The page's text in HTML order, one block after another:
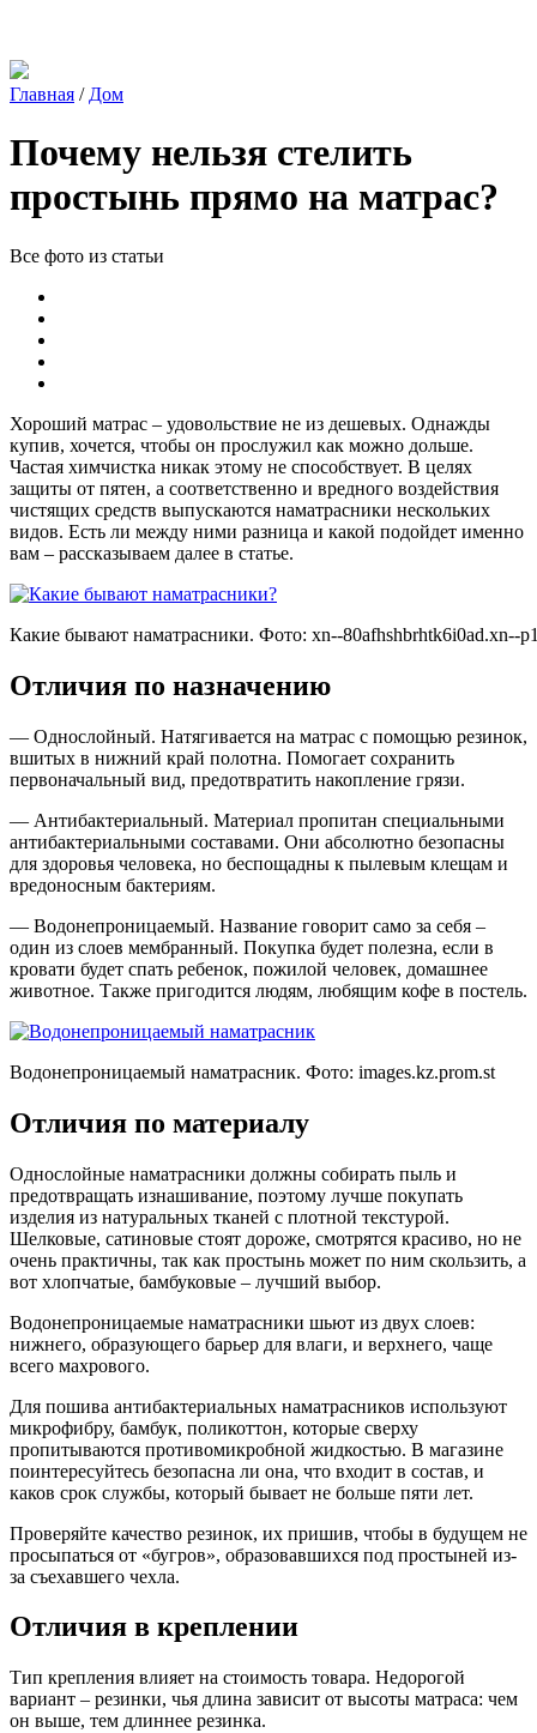
Главная / Дом
Почему нельзя стелить
простынь прямо на матрас?
Все фото из статьи
Хороший матрас – удовольствие не из дешевых. Однажды
купив, хочется, чтобы он прослужил как можно дольше.
Частая химчистка никак этому не способствует. В целях
защиты от пятен, а соответственно и вредного воздействия
чистящих средств выпускаются наматрасники нескольких
видов. Есть ли между ними разница и какой подойдет именно
вам – рассказываем далее в статье.
Какие бывают наматрасники. Фото: xn--80afhshbrhtk6i0ad.xn--
Отличия по назначению
— Однослойный. Натягивается на матрас с помощью резинок,
вшитых в нижний край полотна. Помогает сохранить
первоначальный вид, предотвратить накопление грязи.
— Антибактериальный. Материал пропитан специальными
антибактериальными составами. Они абсолютно безопасны
для здоровья человека, но беспощадны к пылевым клещам и
вредоносным бактериям.
— Водонепроницаемый. Название говорит само за себя –
один из слоев мембранный. Покупка будет полезна, если в
кровати будет спать ребенок, пожилой человек, домашнее
животное. Также пригодится людям, любящим кофе в постель.
Водонепроницаемый наматрасник. Фото: images.kz.prom.st
Отличия по материалу
Однослойные наматрасники должны собирать пыль и
предотвращать изнашивание, поэтому лучше покупать
изделия из натуральных тканей с плотной текстурой.
Шелковые, сатиновые стоят дороже, смотрятся красиво, но не
очень практичны, так как простынь может по ним скользить, а
вот хлопчатые, бамбуковые – лучший выбор.
Водонепроницаемые наматрасники шьют из двух слоев:
нижнего, образующего барьер для влаги, и верхнего, чаще
всего махрового.
Для пошива антибактериальных наматрасников используют
микрофибру, бамбук, поликоттон, которые сверху
пропитываются противомикробной жидкостью. В магазине
поинтересуйтесь безопасна ли она, что входит в состав, и
каков срок службы, который бывает не больше пяти лет.
Проверяйте качество резинок, их пришив, чтобы в будущем не
просыпаться от «бугров», образовавшихся под простыней из-
за съехавшего чехла.
Отличия в креплении
Тип крепления влияет на стоимость товара. Недорогой
вариант – резинки, чья длина зависит от высоты матраса: чем
он выше, тем длиннее резинка.